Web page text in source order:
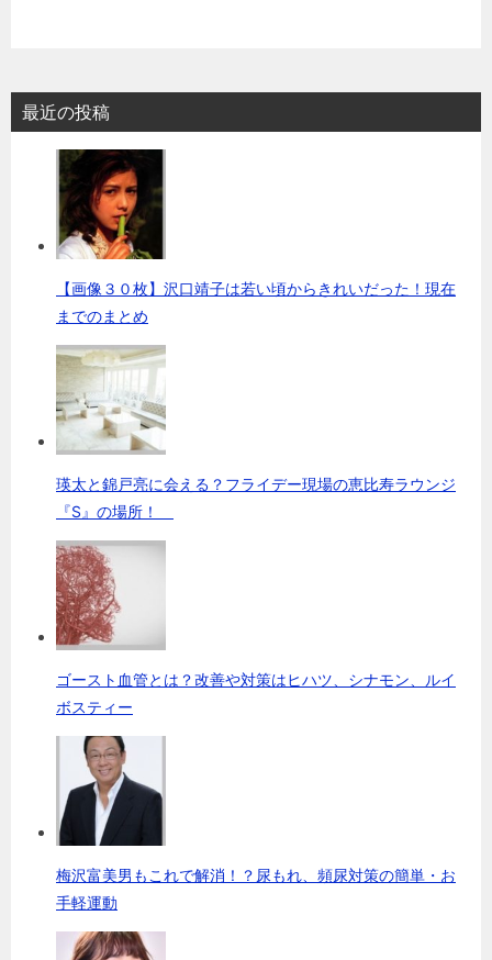
最近の投稿
【画像３０枚】沢口靖子は若い頃からきれいだった！現在
までのまとめ
瑛太と錦戸亮に会える？フライデー現場の恵比寿ラウンジ
『S』の場所！
ゴースト血管とは？改善や対策はヒハツ、シナモン、ルイ
ボスティー
梅沢富美男もこれで解消！？尿もれ、頻尿対策の簡単・お
手軽運動